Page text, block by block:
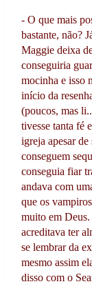
- O que mais
bastante, não?
Maggie deixa
conseguiria
mocinha e isso
início da
(poucos, mas
tivesse tanta fé
igreja apesar
conseguem
conseguia fiar
andava com
que os
muito em
acreditava ter
se lembrar da
mesmo assim
disso com o